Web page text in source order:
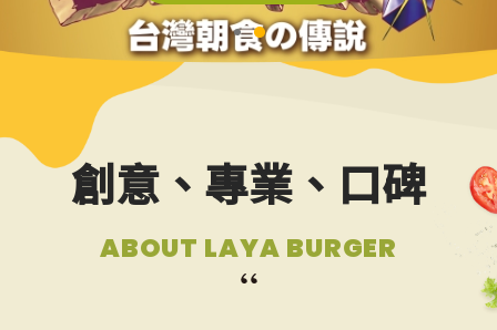
加盟夥伴專區
FRANCHISE
索取加盟計畫
CONTACT US
加入拉亞
創意、專業、口碑
ABOUT LAYA BURGER